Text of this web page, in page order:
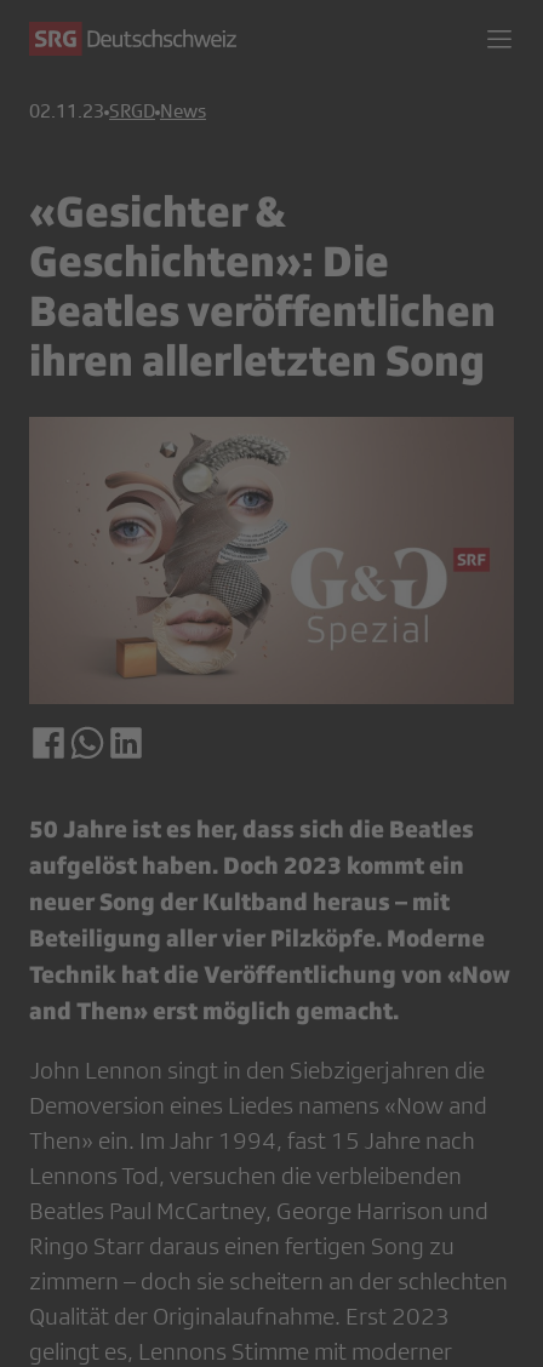
02.11.23 SRGD News
«Gesichter &
Geschichten»: Die
Beatles veröffentlichen
ihren allerletzten Song
50 Jahre ist es her, dass sich die Beatles
aufgelöst haben. Doch 2023 kommt ein
neuer Song der Kultband heraus – mit
Beteiligung aller vier Pilzköpfe. Moderne
Technik hat die Veröffentlichung von «Now
and Then» erst möglich gemacht.
John Lennon singt in den Siebzigerjahren die
Demoversion eines Liedes namens «Now and
Then» ein. Im Jahr 1994, fast 15 Jahre nach
Lennons Tod, versuchen die verbleibenden
Beatles Paul McCartney, George Harrison und
Ringo Starr daraus einen fertigen Song zu
zimmern – doch sie scheitern an der schlechten
Qualität der Originalaufnahme. Erst 2023
gelingt es, Lennons Stimme mit moderner